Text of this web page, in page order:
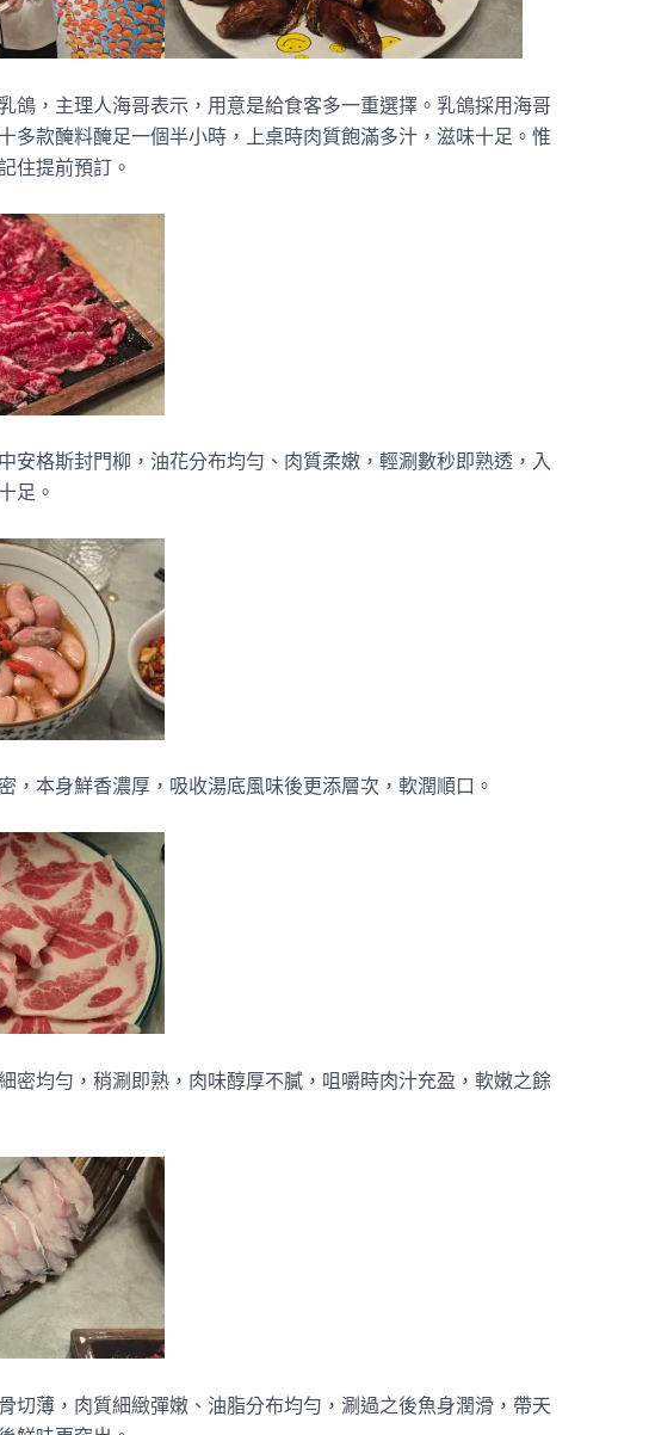
鴿，主理人海哥表示，用意是給食客多一重選擇。乳鴿採用海哥
多款醃料醃足一個半小時，上桌時肉質飽滿多汁，滋味十足。惟
住提前預訂。
安格斯封門柳，油花分布均勻、肉質柔嫩，輕涮數秒即熟透，入
足。
，本身鮮香濃厚，吸收湯底風味後更添層次，軟潤順口。
密均勻，稍涮即熟，肉味醇厚不膩，咀嚼時肉汁充盈，軟嫩之餘
切薄，肉質細緻彈嫩、油脂分布均勻，涮過之後魚身潤滑，帶天